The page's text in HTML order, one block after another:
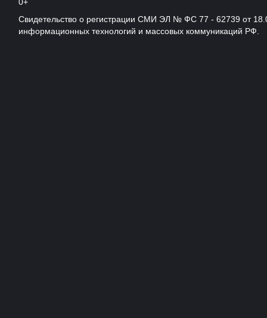
Свидетельство о регистрации СМИ ЭЛ № ФС 77 - 62739 от
информационных технологий и массовых коммуникаций РФ.